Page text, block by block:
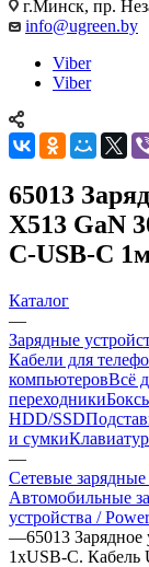
г.Минск, пр.
info@ugreen.by
Viber
Viber
65013
X513 GaN
C-USB-C
Каталог
—
Зарядные
Кабели для
компьютеровВсё
переходники
HDD/SSD
и сумки
—
Сетевые зарядные
Автомобильные
устройства /
—65013
1xUSB-C. Кабель